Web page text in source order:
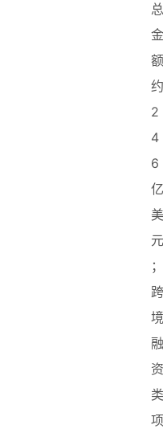
总
金
额
约
2
4
6
亿
美
元
；
跨
境
融
资
类
项